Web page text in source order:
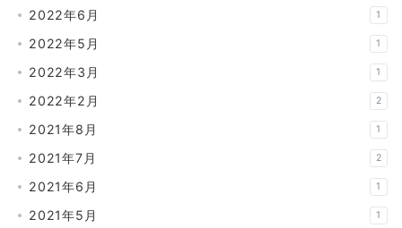
2022年6月 1
2022年5月 1
2022年3月 1
2022年2月 2
2021年8月 1
2021年7月 2
2021年6月 1
2021年5月 1